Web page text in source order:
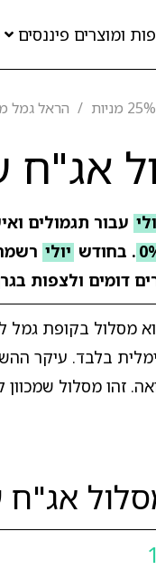
ומוצרים פיננסים
הראל גמל
10%
עבור תגמולים
. בחודש יולי
דומים ולצפות
אג"ח עד 10% מניות
זהו מסלול שמכוון
עד 10%